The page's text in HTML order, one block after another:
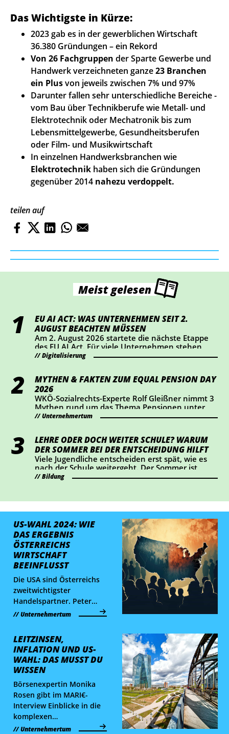
Das Wichtigste in Kürze:
2023 gab es in der gewerblichen Wirtschaft
36.380 Gründungen – ein Rekord
Von 26 Fachgruppen der Sparte Gewerbe und
Handwerk verzeichneten ganze23 Branchen
ein Plusvon jeweils zwischen 7% und 97%
Darunter fallen sehr unterschiedliche Bereiche -
vom Bau über Technikberufe wie Metall- und
Elektrotechnik oder Mechatronik bis zum
Lebensmittelgewerbe, Gesundheitsberufen
oder Film- und Musikwirtschaft
In einzelnen Handwerksbranchen wie
Elektrotechnik haben sich die Gründungen
gegenüber 2014 nahezu verdoppelt.
teilen auf
Meist gelesen
EU AI ACT: WAS UNTERNEHMEN SEIT 2.
AUGUST BEACHTEN MÜSSEN
Am 2. August 2026 startete die nächste Etappe
des EU AI Act. Für viele Unternehmen stehen
dabei vor allem Transparenz und Kennzeichnung
sollte jetzt prüfen, ob Handlungsbedarf besteht.
Digitalisierung
MYTHEN & FAKTEN ZUM EQUAL PENSION DAY
2026
WKÖ-Sozialrechts-Experte Rolf Gleißner nimmt 3
Mythen rund um das Thema Pensionen unter
die Lupe und liefert Fakten.
Unternehmertum
LEHRE ODER DOCH WEITER SCHULE? WARUM
DER SOMMER BEI DER ENTSCHEIDUNG HILFT
Viele Jugendliche entscheiden erst spät, wie es
nach der Schule weitergeht. Der Sommer ist
ideal, um Lehrberufe auszuprobieren und Fragen
Bildung
US-WAHL 2024: WIE
DAS ERGEBNIS
ÖSTERREICHS
WIRTSCHAFT
BEEINFLUSST
Die USA sind Österreichs
zweitwichtigster
Handelspartner. Peter
Hasslacher,
New York, analysiert die
möglichen Auswirkungen
der US-Wahl auf die
heimischen Unternehmen.
Unternehmertum
LEITZINSEN,
INFLATION UND US-
WAHL: DAS MUSST DU
WISSEN
Börsenexpertin Monika
Rosen gibt im MARI€-
Interview Einblicke in die
komplexen
Zusammenhänge
Unternehmertum